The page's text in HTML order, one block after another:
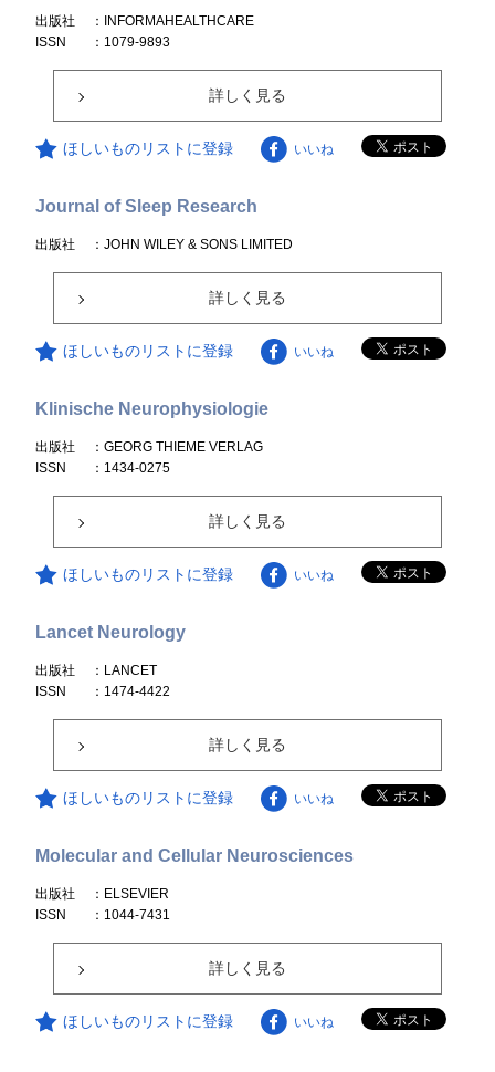
出版社
：INFORMAHEALTHCARE
ISSN
：1079-9893
詳しく見る
ほしいものリストに登録 いいね
Journal of Sleep Research
出版社 ：JOHN WILEY & SONS LIMITED
詳しく見る
ほしいものリストに登録 いいね
Klinische Neurophysiologie
出版社
：GEORG THIEME VERLAG
ISSN
：1434-0275
詳しく見る
ほしいものリストに登録 いいね
Lancet Neurology
出版社
：LANCET
ISSN
：1474-4422
詳しく見る
ほしいものリストに登録 いいね
Molecular and Cellular Neurosciences
出版社
：ELSEVIER
ISSN
：1044-7431
詳しく見る
ほしいものリストに登録 いいね